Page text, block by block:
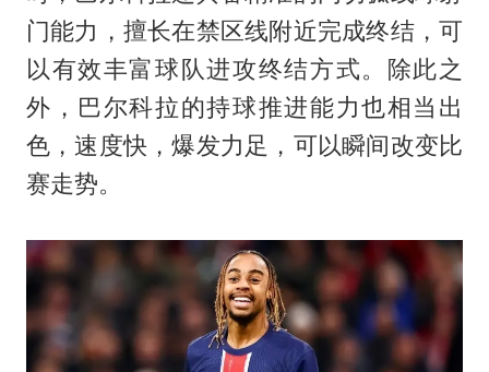
门能力，擅长在禁区线附近完成终结，可
以有效丰富球队进攻终结方式。除此之
外，巴尔科拉的持球推进能力也相当出
色，速度快，爆发力足，可以瞬间改变比
赛走势。